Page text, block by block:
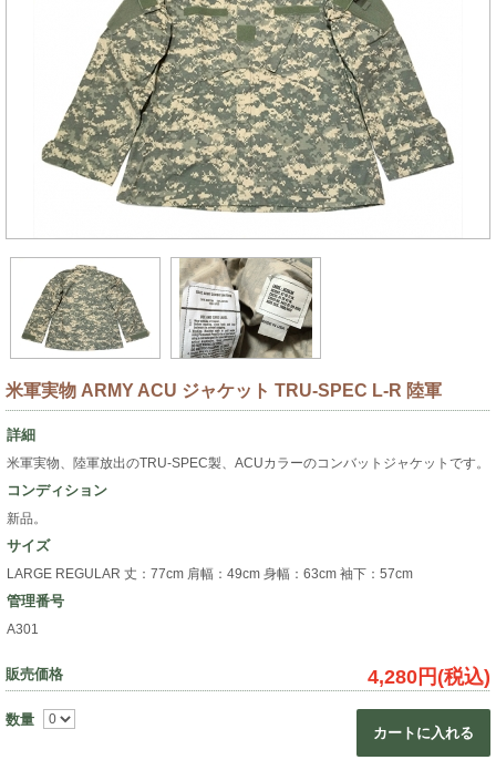
米軍実物 ARMY ACU ジャケット TRU-SPEC L-R 陸軍
詳細
米軍実物、陸軍放出のTRU-SPEC製、ACUカラーのコンバットジャケットです。
コンディション
新品。
サイズ
LARGE REGULAR 丈：77cm 肩幅：49cm 身幅：63cm 袖下：57cm
管理番号
A301
販売価格 4,280円(税込)
数量
カートに入れる